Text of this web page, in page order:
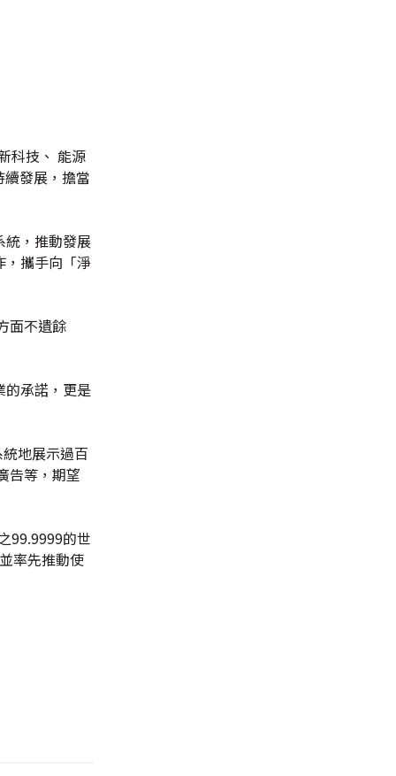
科技、 能源
發展，擔當
統，推動發展
，攜手向「淨
面不遺餘
的承諾，更是
地展示過百
告等，期望
99.9999的世
率先推動使